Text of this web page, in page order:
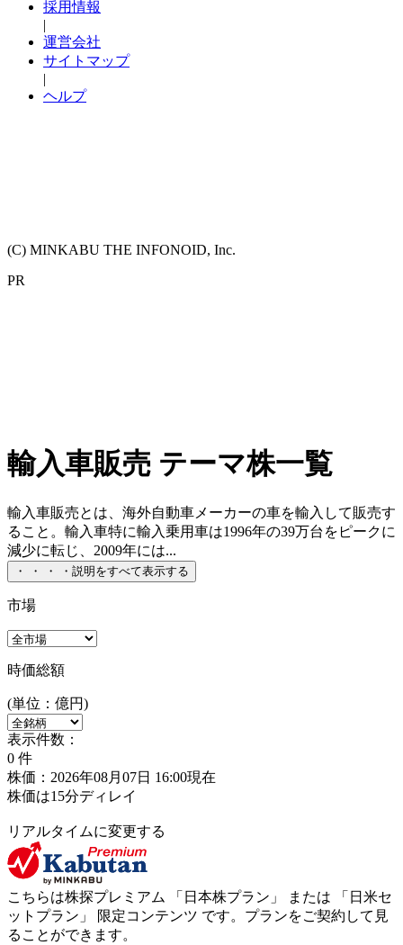
採用情報
|
運営会社
サイトマップ
|
ヘルプ
(C) MINKABU THE INFONOID, Inc.
PR
輸入車販売 テーマ株一覧
輸入車販売とは、海外自動車メーカーの車を輸入して販売す
ること。輸入車特に輸入乗用車は1996年の39万台をピークに
減少に転じ、2009年には...
・ ・ ・ ・ 説明をすべて表示する
市場
時価総額
(単位：億円)
表示件数：
0 件
株価：2026年08月07日 16:00現在
株価は15分ディレイ
リアルタイムに変更する
こちらは株探プレミアム 「 日本株プラン 」 または 「 日米セ
ットプラン 」 限定コンテンツ です。プランをご契約して見
ることができます。